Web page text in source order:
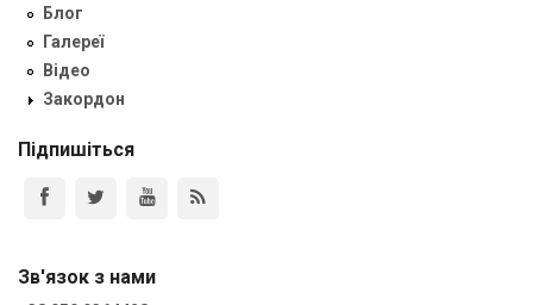
Блог
Галереї
Відео
Закордон
Підпишіться
Зв'язок з нами